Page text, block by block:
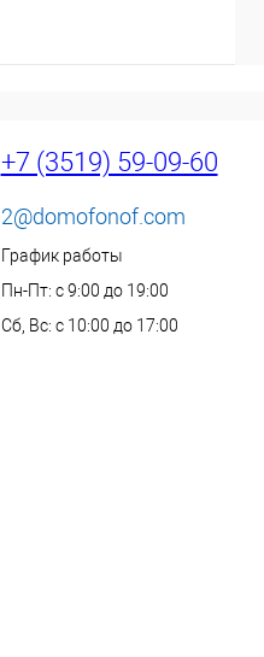
+7 (3519) 59-09-60
2@domofonof.com
График работы
Пн-Пт: с 9:00 до 19:00
Сб, Вс: с 10:00 до 17:00